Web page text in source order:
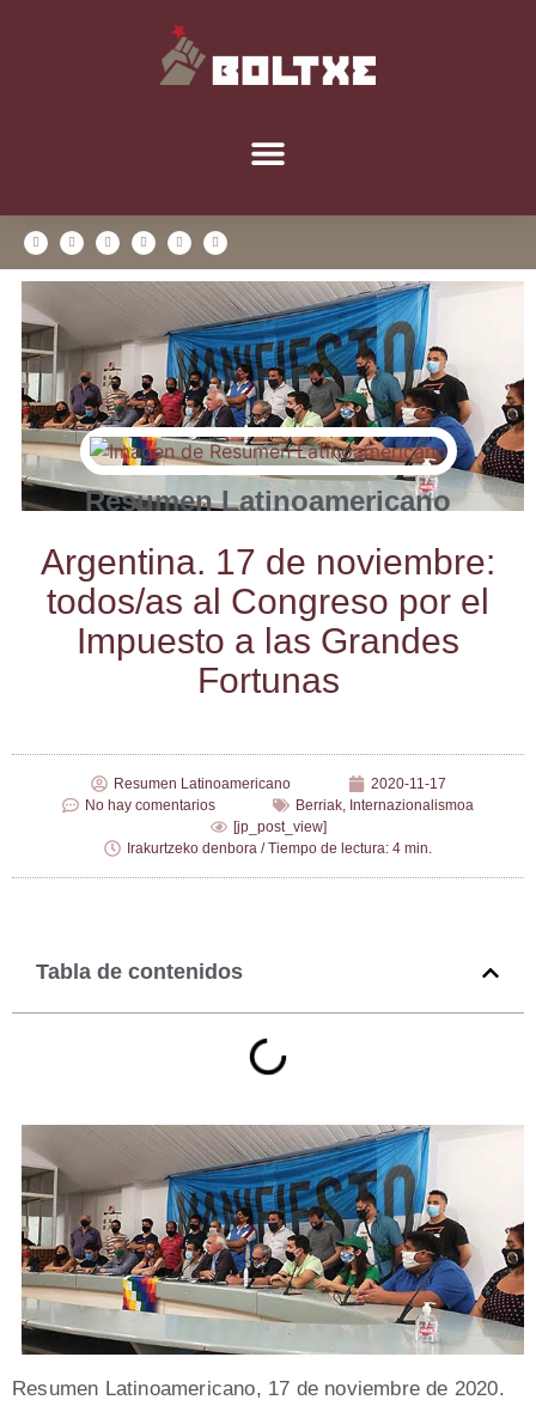
Resumen Latinoamericano
Argen­ti­na. 17 de noviem­bre:
todos/​as al Con­gre­so por el
Impues­to a las Gran­des
Fortunas
Resumen Latinoamericano
2020-11-17
No hay comentarios
Berriak, Internazionalismoa
[jp_post_view]
Irakurtzeko denbora / Tiempo de lectura: 4 min.
Tabla de contenidos
Resu­men Lati­no­ame­ri­cano, 17 de noviem­bre de 2020.